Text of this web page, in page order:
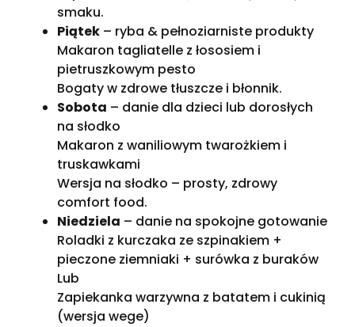
smaku.
Piątek – ryba & pełnoziarniste produkty
Makaron tagliatelle z łososiem i
pietruszkowym pesto
Bogaty w zdrowe tłuszcze i błonnik.
Sobota – danie dla dzieci lub dorosłych
na słodko
Makaron z waniliowym twarożkiem i
truskawkami
Wersja na słodko – prosty, zdrowy
comfort food.
Niedziela – danie na spokojne gotowanie
Roladki z kurczaka ze szpinakiem +
pieczone ziemniaki + surówka z buraków
Lub
Zapiekanka warzywna z batatem i cukinią
(wersja wege)